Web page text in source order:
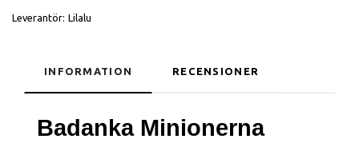
Leverantör: Lilalu
INFORMATION RECENSIONER
Badanka Minionerna